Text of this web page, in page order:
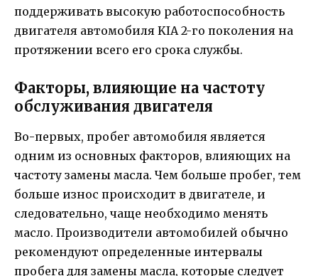
поддерживать высокую работоспособность
двигателя автомобиля KIA 2-го поколения на
протяжении всего его срока службы.
Факторы, влияющие на частоту
обслуживания двигателя
Во-первых, пробег автомобиля является
одним из основных факторов, влияющих на
частоту замены масла. Чем больше пробег, тем
больше износ происходит в двигателе, и
следовательно, чаще необходимо менять
масло. Производители автомобилей обычно
рекомендуют определенные интервалы
пробега для замены масла, которые следует